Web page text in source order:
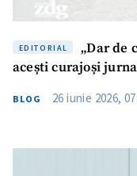
EDITORIAL
„Dar de
acești curajoși
BLOG 26 iunie 2026,